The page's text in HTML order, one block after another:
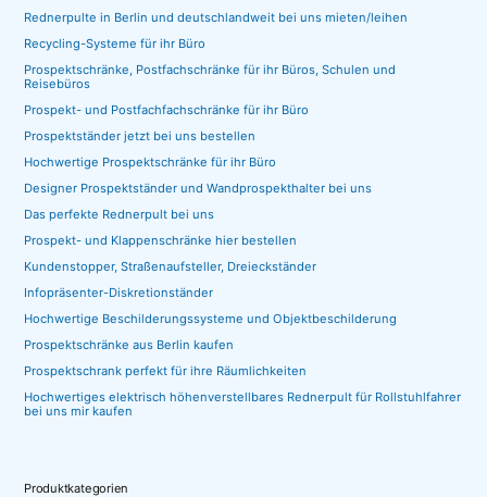
Rednerpulte in Berlin und deutschlandweit bei uns mieten/leihen
Recycling-Systeme für ihr Büro
Prospektschränke, Postfachschränke für ihr Büros, Schulen und
Reisebüros
Prospekt- und Postfachfachschränke für ihr Büro
Prospektständer jetzt bei uns bestellen
Hochwertige Prospektschränke für ihr Büro
Designer Prospektständer und Wandprospekthalter bei uns
Das perfekte Rednerpult bei uns
Prospekt- und Klappenschränke hier bestellen
Kundenstopper, Straßenaufsteller, Dreieckständer
Infopräsenter-Diskretionständer
Hochwertige Beschilderungssysteme und Objektbeschilderung
Prospektschränke aus Berlin kaufen
Prospektschrank perfekt für ihre Räumlichkeiten
Hochwertiges elektrisch höhenverstellbares Rednerpult für Rollstuhlfahrer
bei uns mir kaufen
Produktkategorien